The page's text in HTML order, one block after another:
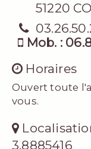
51220
Mob. :
Horaires
Ouvert toute
vous.
3.8885416